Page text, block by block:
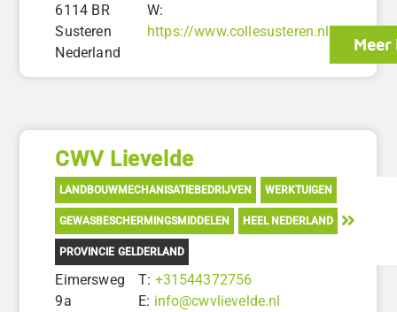
6114 BR
Susteren
Nederland
W:
https://www.collesusteren.nl
Meer
CWV Lievelde
LANDBOUWMECHANISATIEBEDRIJVEN WERKTUIGEN
GEWASBESCHERMINGSMIDDELEN HEEL NEDERLAND
PROVINCIE GELDERLAND
Eimersweg
9a
T: +31544372756
E: info@cwvlievelde.nl